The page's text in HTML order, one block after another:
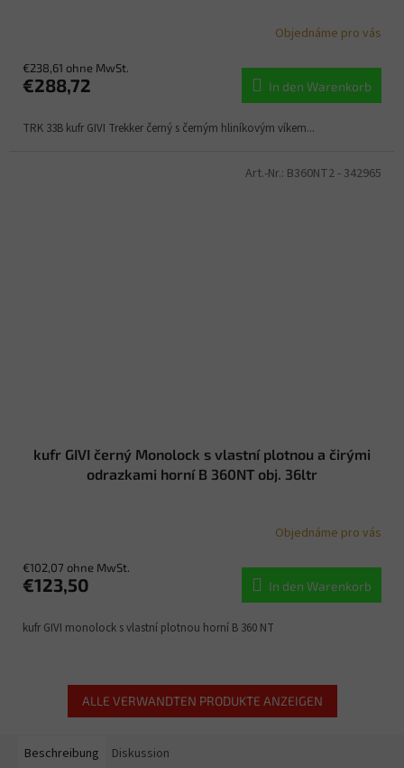
Objednáme pro vás
€238,61 ohne MwSt.
€288,72 In den Warenkorb
TRK 33B kufr GIVI Trekker černý s černým hliníkovým víkem...
kufr GIVI černý Monolock s vlastní plotnou a čirými
odrazkami horní B 360NT obj. 36ltr
Objednáme pro vás
€102,07 ohne MwSt.
€123,50 In den Warenkorb
kufr GIVI monolock s vlastní plotnou horní B 360 NT
Art.-Nr.: B360NT2 - 342965
ALLE VERWANDTEN PRODUKTE ANZEIGEN
Beschreibung Diskussion